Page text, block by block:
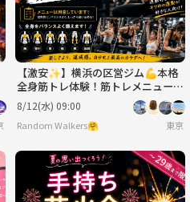
【激安✨️】横浜の区営ジム💪本格
全身筋トレ体験！筋トレメニューを
覚えて実践！少しキツめですが達成
感MAX✨
8/12(水) 09:00
Random Walkers🤗 東京